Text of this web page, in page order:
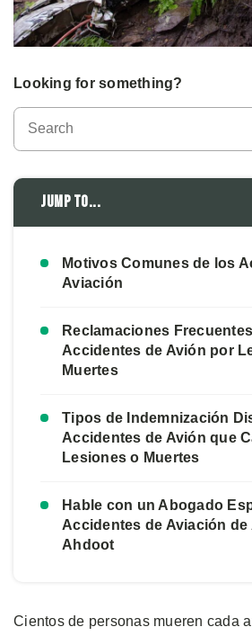
Looking for something?
Jump to...
Motivos Comunes de los
Aviación
Reclamaciones
Accidentes de Avión por
Muertes
Tipos de Indemnización
Accidentes de Avión que
Lesiones o Muertes
Hable con un Abogado
Accidentes de Aviación de
Ahdoot
Cientos de personas mueren cada